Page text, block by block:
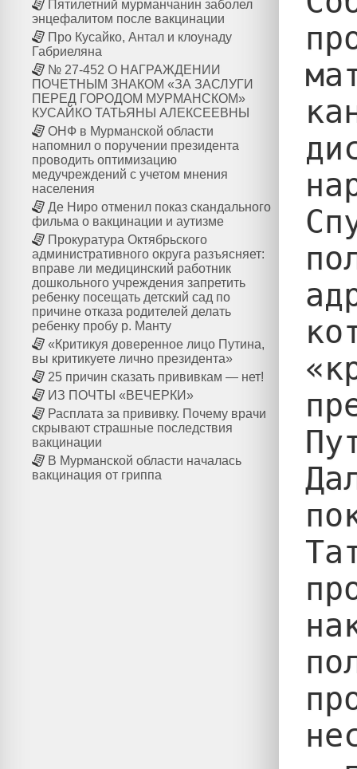
Пятилетний мурманчанин заболел
энцефалитом после вакцинации
Про Кусайко, Антал и клоунаду
Габриеляна
№ 27-452 О НАГРАЖДЕНИИ
ПОЧЕТНЫМ ЗНАКОМ «ЗА ЗАСЛУГИ
ПЕРЕД ГОРОДОМ МУРМАНСКОМ»
КУСАЙКО ТАТЬЯНЫ АЛЕКСЕЕВНЫ
ОНФ в Мурманской области
напомнил о поручении президента
проводить оптимизацию
медучреждений с учетом мнения
населения
Де Ниро отменил показ скандального
фильма о вакцинации и аутизме
Прокуратура Октябрьского
административного округа разъясняет:
вправе ли медицинский работник
дошкольного учреждения запретить
ребенку посещать детский сад по
причине отказа родителей делать
ребенку пробу р. Манту
«Критикуя доверенное лицо Путина,
вы критикуете лично президента»
25 причин сказать прививкам — нет!
ИЗ ПОЧТЫ «ВЕЧЕРКИ»
Расплата за прививку. Почему врачи
скрывают страшные последствия
вакцинации
В Мурманской области началась
вакцинация от гриппа